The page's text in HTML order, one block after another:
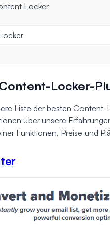
Locker
Locker-
Liste der besten
über unsere
Funktionen, Preise und